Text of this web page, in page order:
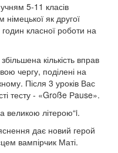
5-11 класів
німецької як другої
класної роботи на
кількість вправ
чергу, поділені на
Після 3 уроків Вас
тесту - «Große Рause».
великою літерою“i.
дає новий герой
вампірчик Маті.